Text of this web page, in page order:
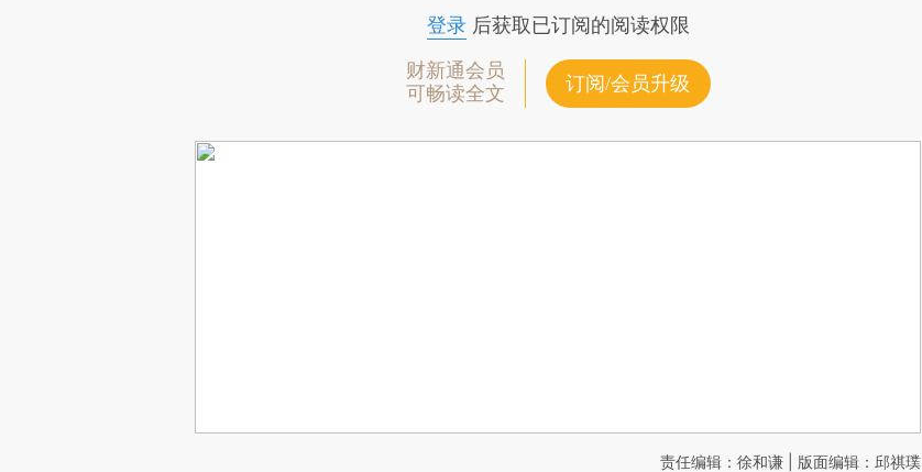
登录后获取已订阅的阅读权限
财新通会员
可畅读全文
订阅/会员升级
责任编辑：徐和谦 | 版面编辑：邱祺璞